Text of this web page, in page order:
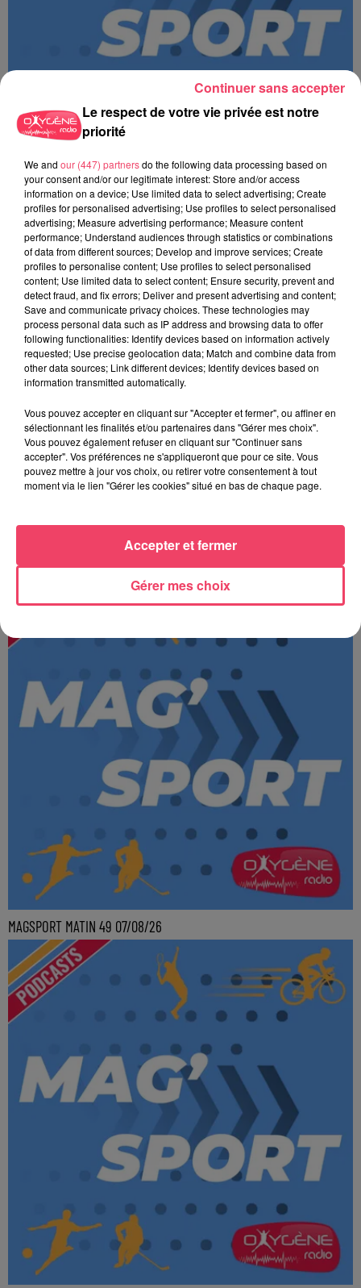
MAGSPORT SOIR 49 07/08/26
JOURNAL ANJOU MIDI 07/08/26
MAGSPORT MATIN 49 07/08/26
Le respect de votre vie privée est notre
priorité
We and our (447) partnersdo the following data processing based on
your consent and/or our legitimate interest: Store and/or access
information on a device; Use limited data to select advertising; Create
profiles for personalised advertising; Use profiles to select personalised
advertising; Measure advertising performance; Measure content
performance; Understand audiences through statistics or combinations
of data from different sources; Develop and improve services; Create
profiles to personalise content; Use profiles to select personalised
content; Use limited data to select content; Ensure security, prevent and
detect fraud, and fix errors; Deliver and present advertising and content;
Save and communicate privacy choices. These technologies may
process personal data such as IP address and browsing data to offer
following functionalities: Identify devices based on information actively
requested; Use precise geolocation data; Match and combine data from
other data sources; Link different devices; Identify devices based on
information transmitted automatically.
Vous pouvez accepter en cliquant sur "Accepter et fermer", ou affiner en
sélectionnant les finalités et/ou partenaires dans "Gérer mes choix".
Vous pouvez également refuser en cliquant sur "Continuer sans
accepter". Vos préférences ne s'appliqueront que pour ce site. Vous
pouvez mettre à jour vos choix, ou retirer votre consentement à tout
moment via le lien "Gérer les cookies" situé en bas de chaque page.
Gérer mes choix
Accepter et fermer
Continuer sans accepter